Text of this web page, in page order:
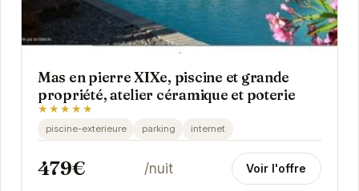
Mas en pierre XIXe, piscine et grande
propriété, atelier céramique et poterie
★★★★★
piscine-exterieure parking internet
479€ /nuit Voir l'offre